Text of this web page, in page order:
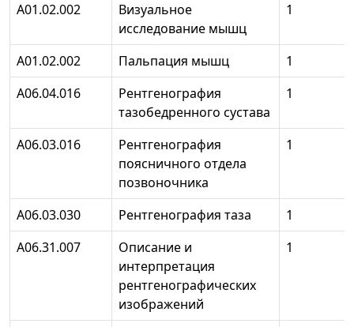
А01.02.002
Визуальное
исследование мышц
1
А01.02.002 Пальпация мышц
1
А06.04.016
Рентгенография
тазобедренного сустава
1
А06.03.016
Рентгенография
поясничного отдела
позвоночника
1
А06.03.030 Рентгенография таза
1
А06.31.007
Описание и
интерпретация
рентгенографических
изображений
1